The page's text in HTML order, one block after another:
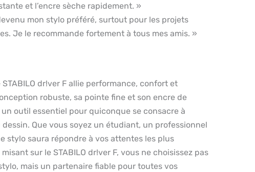
et l’encre sèche rapidement. »
mon stylo préféré, surtout pour les projets
Je le recommande fortement à tous mes amis. »
dr!ver F allie performance, confort et
robuste, sa pointe fine et son encre de
outil essentiel pour quiconque se consacre à
dessin. Que vous soyez un étudiant, un professionnel
stylo saura répondre à vos attentes les plus
sur le STABILO dr!ver F, vous ne choisissez pas
mais un partenaire fiable pour toutes vos